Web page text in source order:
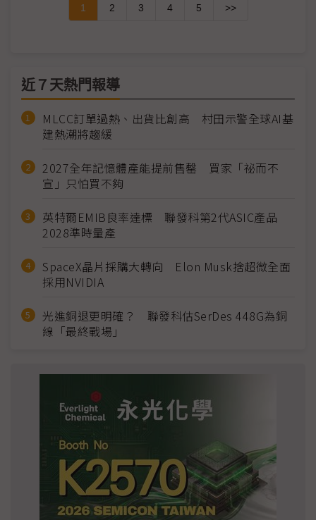
1 2 3 4 5 >>
近７天熱門報導
MLCC訂單過熱、出貨比創高 村田示警全球AI基
建熱潮將趨緩
2027全年記憶體產能提前售罄 買家「祕而不
宣」只怕買不夠
英特爾EMIB良率達標 聯發科第2代ASIC產品
2028準時量產
SpaceX晶片採購大轉向 Elon Musk捨超微全面
採用NVIDIA
光進銅退更明確？ 聯發科估SerDes 448G為銅
線「最終戰場」